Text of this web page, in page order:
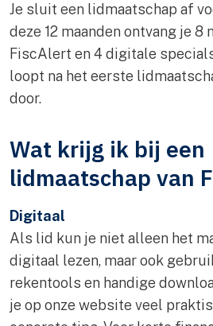
Je sluit een lidmaatschap af
deze 12 maanden ontvang je 8
FiscAlert en 4 digitale
loopt na het eerste
door.
Wat krijg ik bij een
lidmaatschap van
Digitaal
Als lid kun je niet alleen het
digitaal lezen, maar ook
rekentools en handige
je op onze website veel